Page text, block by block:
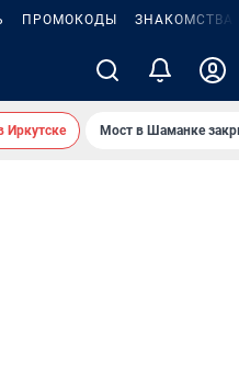
ПРОМОКОДЫ ЗНАКОМСТВА
Иркутске Мост в Шаманке